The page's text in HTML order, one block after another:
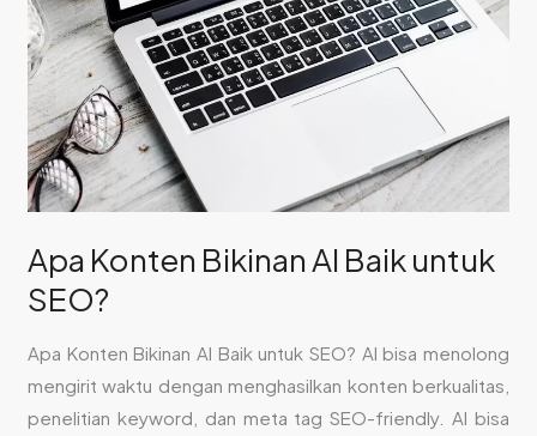
Apa Konten Bikinan AI Baik untuk
SEO?
Apa Konten Bikinan AI Baik untuk SEO? AI bisa menolong
mengirit waktu dengan menghasilkan konten berkualitas,
penelitian keyword, dan meta tag SEO-friendly. AI bisa